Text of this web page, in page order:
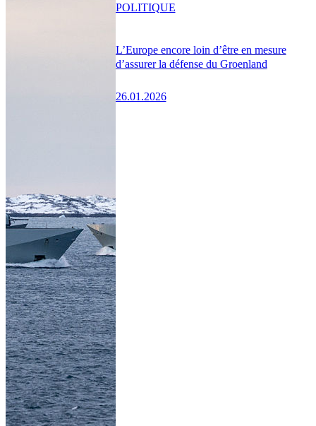
L’Europe encore loin d’être en mesure
d’assurer la défense du Groenland
26.01.2026
POLITIQUE